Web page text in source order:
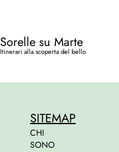
Sorelle su Marte
Itinerari alla scoperta del bello
SITEMAP
CHI
SONO